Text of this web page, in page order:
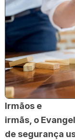
Irmãos e
irmãs, o
de segurança